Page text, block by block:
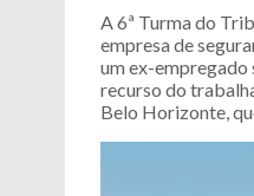
A 6ª Turma do
empresa de
um ex-empregado
recurso do
Belo Horizonte,